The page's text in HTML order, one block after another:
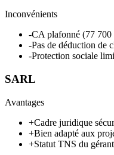
Inconvénients
-CA plafonné (77
-Pas de déduction de
-Protection sociale
SARL
Avantages
+Cadre juridique
+Bien adapté aux
+Statut TNS du